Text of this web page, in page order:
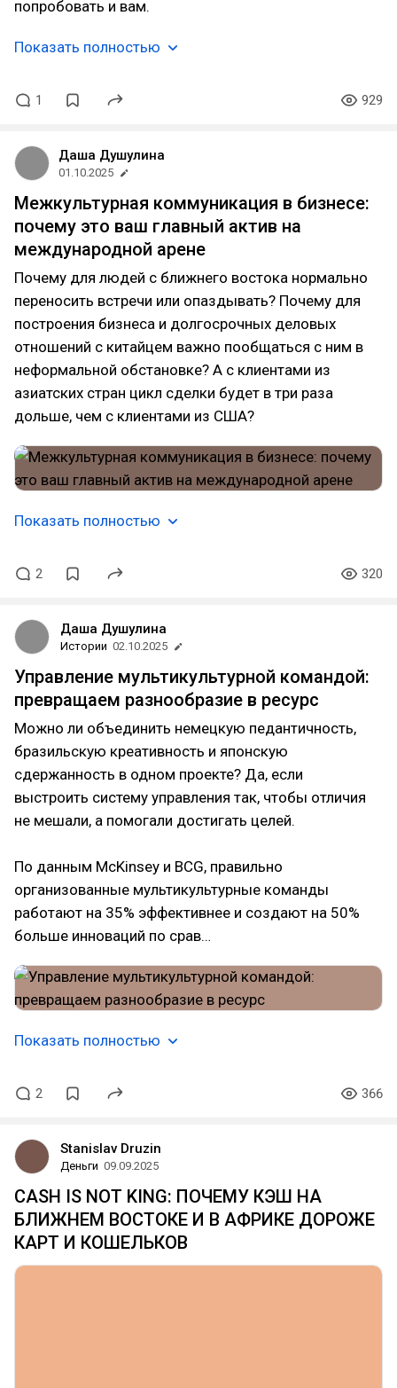
попробовать и вам.
Показать полностью
1 929
Даша Душулина
01.10.2025
Межкультурная коммуникация в бизнесе:
почему это ваш главный актив на
международной арене
Почему для людей с ближнего востока нормально
переносить встречи или опаздывать? Почему для
построения бизнеса и долгосрочных деловых
отношений с китайцем важно пообщаться с ним в
неформальной обстановке? А с клиентами из
азиатских стран цикл сделки будет в три раза
дольше, чем с клиентами из США?
Показать полностью
2 320
Даша Душулина
Истории 02.10.2025
Управление мультикультурной командой:
превращаем разнообразие в ресурс
Можно ли объединить немецкую педантичность,
бразильскую креативность и японскую
сдержанность в одном проекте? Да, если
выстроить систему управления так, чтобы отличия
не мешали, а помогали достигать целей.
По данным McKinsey и BCG, правильно
организованные мультикультурные команды
работают на 35% эффективнее и создают на 50%
больше инноваций по срав…
Показать полностью
2 366
Stanislav Druzin
Деньги 09.09.2025
CASH IS NOT KING: ПОЧЕМУ КЭШ НА
БЛИЖНЕМ ВОСТОКЕ И В АФРИКЕ ДОРОЖЕ
КАРТ И КОШЕЛЬКОВ